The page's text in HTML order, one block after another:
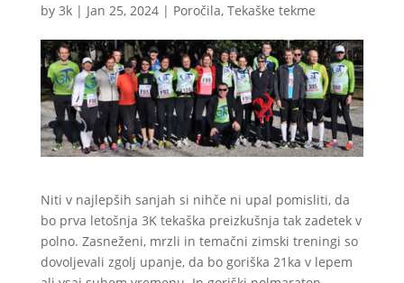
by 3k| Jan 25, 2024| Poročila, Tekaške tekme
Niti v najlepših sanjah si nihče ni upal pomisliti, da
bo prva letošnja 3K tekaška preizkušnja tak zadetek v
polno. Zasneženi, mrzli in temačni zimski treningi so
dovoljevali zgolj upanje, da bo goriška 21ka v lepem